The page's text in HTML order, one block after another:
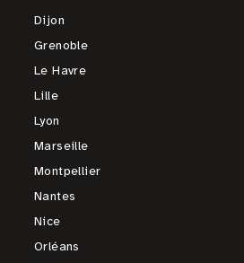
Dijon
Grenoble
Le Havre
Lille
Lyon
Marseille
Montpellier
Nantes
Nice
Orléans